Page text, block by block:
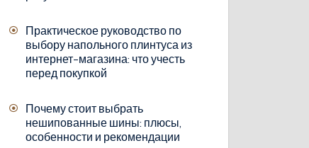
Практическое руководство по
выбору напольного плинтуса из
интернет-магазина: что учесть
перед покупкой
Почему стоит выбрать
нешипованные шины: плюсы,
особенности и рекомендации